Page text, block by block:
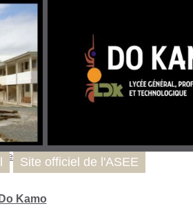
Kamo
Site officiel de l'ASEE